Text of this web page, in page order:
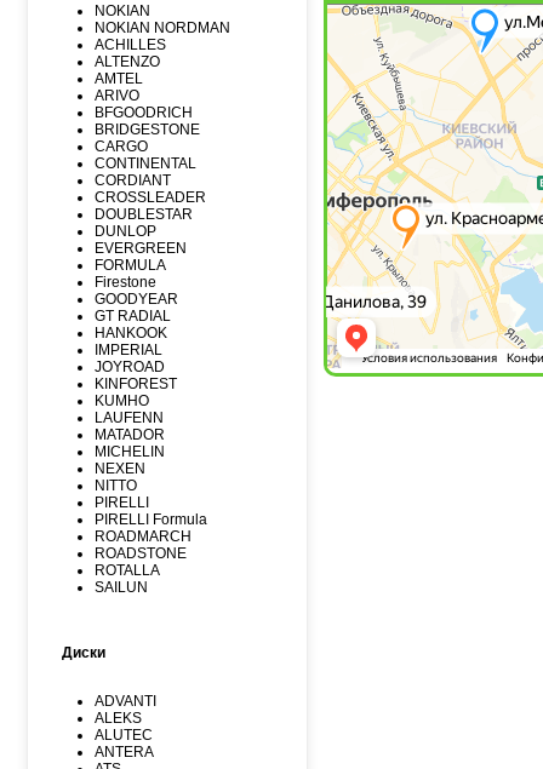
NOKIAN
NOKIAN NORDMAN
ACHILLES
ALTENZO
AMTEL
ARIVO
BFGOODRICH
BRIDGESTONE
CARGO
CONTINENTAL
CORDIANT
CROSSLEADER
DOUBLESTAR
DUNLOP
EVERGREEN
FORMULA
Firestone
GOODYEAR
GT RADIAL
HANKOOK
IMPERIAL
JOYROAD
KINFOREST
KUMHO
LAUFENN
MATADOR
MICHELIN
NEXEN
NITTO
PIRELLI
PIRELLI Formula
ROADMARCH
ROADSTONE
ROTALLA
SAILUN
TIGAR
TOYO
TRACMAX
TUNGA
VIATTI
Диски
ADVANTI
ALEKS
ALUTEC
ANTERA